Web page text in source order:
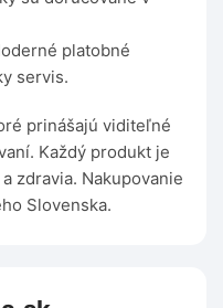
platobné
servis.
prinášajú viditeľné
Každý produkt je
zdravia. Nakupovanie
Slovenska.